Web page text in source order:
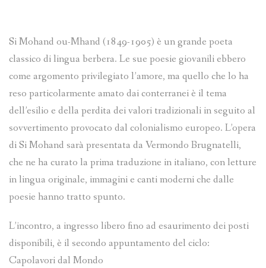
Si Mohand ou-Mhand (1849-1905) è un grande poeta
classico di lingua berbera. Le sue poesie giovanili ebbero
come argomento privilegiato l’amore, ma quello che lo ha
reso particolarmente amato dai conterranei è il tema
dell’esilio e della perdita dei valori tradizionali in seguito al
sovvertimento provocato dal colonialismo europeo. L’opera
di Si Mohand sarà presentata da Vermondo Brugnatelli,
che ne ha curato la prima traduzione in italiano, con letture
in lingua originale, immagini e canti moderni che dalle
poesie hanno tratto spunto.
L’incontro, a ingresso libero fino ad esaurimento dei posti
disponibili, è il secondo appuntamento del ciclo:
Capolavori dal Mondo